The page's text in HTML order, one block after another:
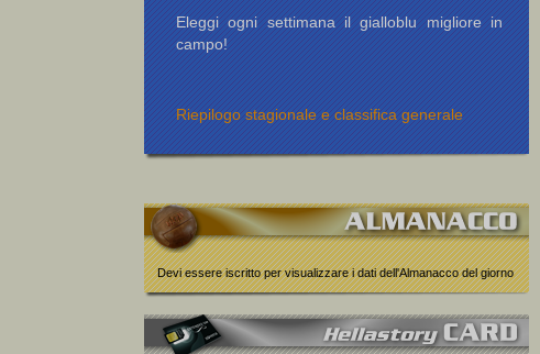
Eleggi ogni settimana il gialloblu migliore in
campo!
Riepilogo stagionale e classifica generale
Devi essere iscritto per visualizzare i dati dell'Almanacco del giorno